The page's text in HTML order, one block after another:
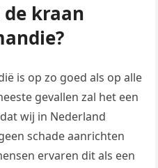
kraan
is op zo goed als op alle
gevallen zal het een
wij in Nederland
schade aanrichten
ervaren dit als een